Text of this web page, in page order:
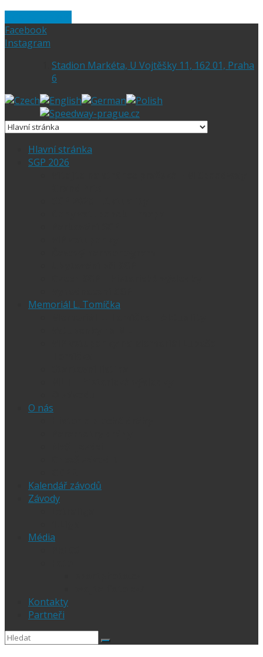
Facebook
Instagram
Stadion Markéta, U Vojtěšky 11, 162 01, Praha
6
Hlavní stránka
SGP 2026
Memoriál L. Tomíčka
O nás
Kalendář závodů
Závody
Média
Kontakty
Partneři